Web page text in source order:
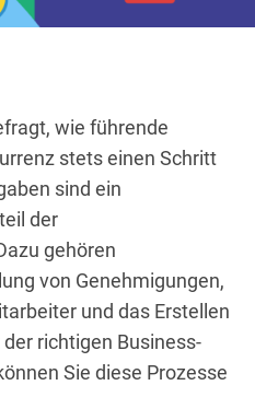
wie führende
stets einen Schritt
sind ein
der
gehören
von Genehmigungen,
und das Erstellen
richtigen Business-
Sie diese Prozesse